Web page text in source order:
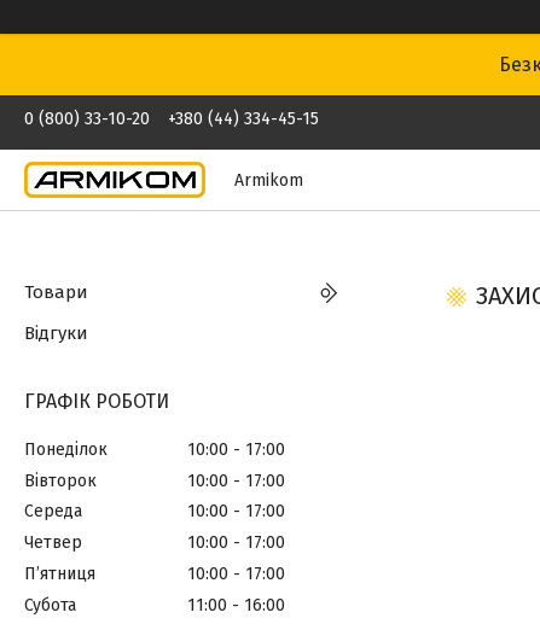
0 (800) 33-10-20 +380 (44) 334-45-15
Armikom
Товари
Відгуки
ГРАФІК РОБОТИ
Понеділок 10:00
17:00
Вівторок
10:00
17:00
Середа
10:00
17:00
Четвер
10:00
17:00
Пʼятниця
10:00
17:00
Субота
11:00
16:00